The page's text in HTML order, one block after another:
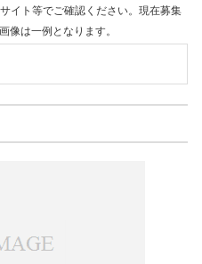
イト等でご確認ください。現在募集
像は一例となります。